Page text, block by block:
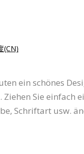
(CN)
ein schönes
Sie einfach
Schriftart usw.